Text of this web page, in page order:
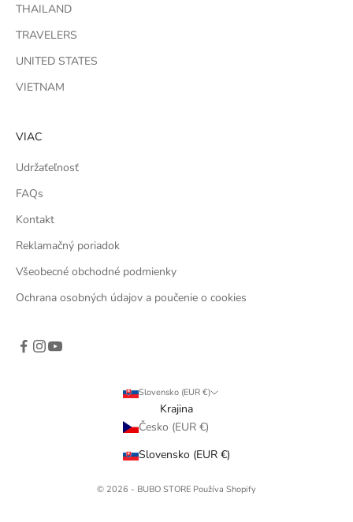
THAILAND
TRAVELERS
UNITED STATES
VIETNAM
VIAC
Udržaťeľnosť
FAQs
Kontakt
Reklamačný poriadok
Všeobecné obchodné podmienky
Ochrana osobných údajov a poučenie o cookies
Slovensko (EUR €)
Krajina
Česko (EUR €)
Slovensko (EUR €)
© 2026 - BUBO STORE Používa Shopify